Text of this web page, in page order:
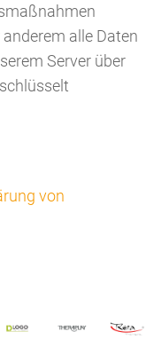
alle Daten
Server über
von